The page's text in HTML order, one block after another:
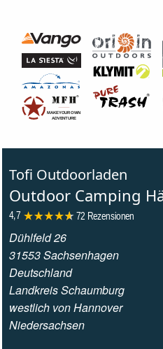
M
AKE YOUR OWN
A
DVENTURE
Tofi Outdoorladen
Outdoor Camping
4,7 72 Rezensionen
Dühlfeld 26
31553 Sachsenhagen
Deutschland
Landkreis Schaumburg
westlich von Hannover
Niedersachsen